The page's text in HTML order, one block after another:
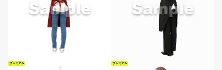
プレミアム プレミアム